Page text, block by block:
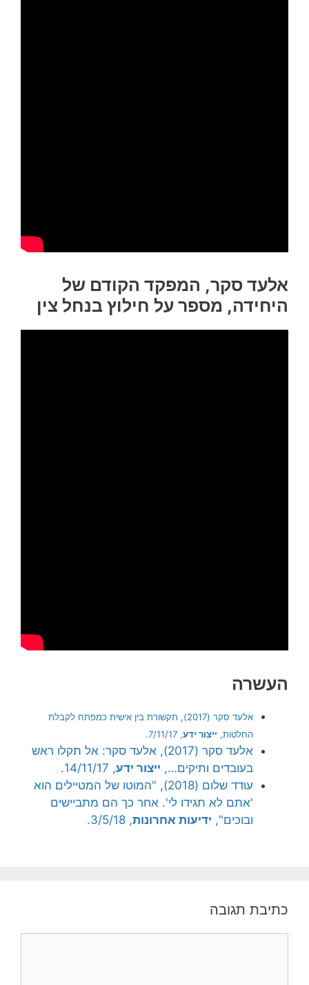
אלעד סקר, המפקד הקודם של
היחידה, מספר על חילוץ בנחל צין
העשרה
אלעד סקר (2017), תקשורת בין אישית כמפתח לקבלת
החלטות, ייצור ידע, 7/11/17.
אלעד סקר (2017), אלעד סקר: אל תקלו ראש
בעובדים ותיקים…, ייצור ידע, 14/11/17.
עודד שלום (2018), "המוטו של המטיילים הוא
'אתם לא תגידו לי'. אחר כך הם מתביישים
ובוכים", ידיעות אחרונות, 3/5/18.
כתיבת תגובה